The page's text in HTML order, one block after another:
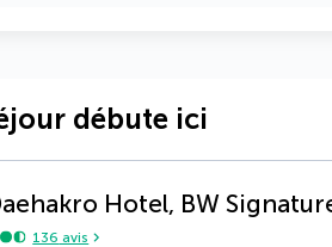
débute ici
Hotel, BW
136 avis